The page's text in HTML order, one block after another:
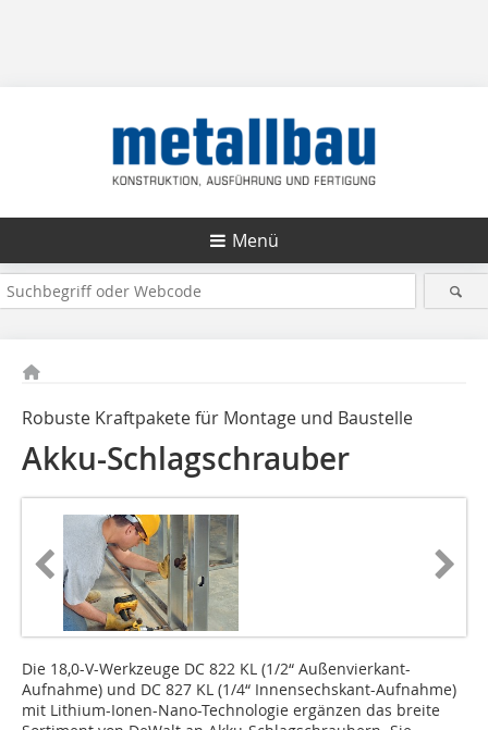
Menü
Robuste Kraftpakete für Montage und Baustelle
Akku-Schlagschrauber
Die 18,0-V-Werkzeuge DC 822 KL (1/2“ Außenvierkant-
Aufnahme) und DC 827 KL (1/4“ Innensechskant-Aufnahme)
mit Lithium-Ionen-Nano-Technologie ergänzen das breite